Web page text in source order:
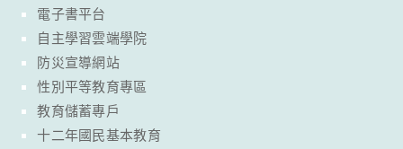
電子書平台
自主學習雲端學院
防災宣導網站
性別平等教育專區
教育儲蓄專戶
十二年國民基本教育